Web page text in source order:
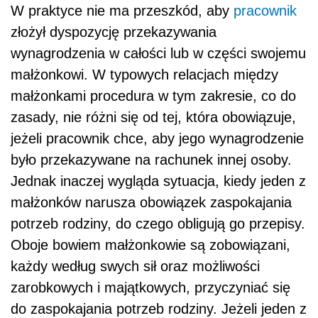
W praktyce nie ma przeszkód, aby pracownik
złożył dyspozycję przekazywania
wynagrodzenia w całości lub w części swojemu
małżonkowi. W typowych relacjach między
małżonkami procedura w tym zakresie, co do
zasady, nie różni się od tej, która obowiązuje,
jeżeli pracownik chce, aby jego wynagrodzenie
było przekazywane na rachunek innej osoby.
Jednak inaczej wygląda sytuacja, kiedy jeden z
małżonków narusza obowiązek zaspokajania
potrzeb rodziny, do czego obligują go przepisy.
Oboje bowiem małżonkowie są zobowiązani,
każdy według swych sił oraz możliwości
zarobkowych i majątkowych, przyczyniać się
do zaspokajania potrzeb rodziny. Jeżeli jeden z